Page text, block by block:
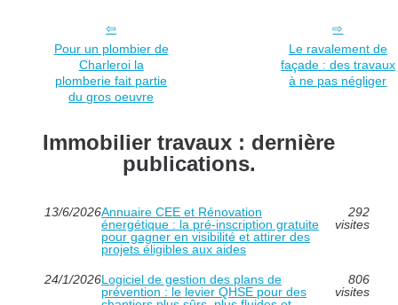
Pour un plombier de
Charleroi la
plomberie fait partie
du gros oeuvre
Le ravalement de
façade : des travaux
à ne pas négliger
Immobilier travaux : dernière
publications.
13/6/2026Annuaire CEE et Rénovation
énergétique : la pré-inscription gratuite
pour gagner en visibilité et attirer des
projets éligibles aux aides
292
visites
24/1/2026Logiciel de gestion des plans de
prévention : le levier QHSE pour des
806
visites